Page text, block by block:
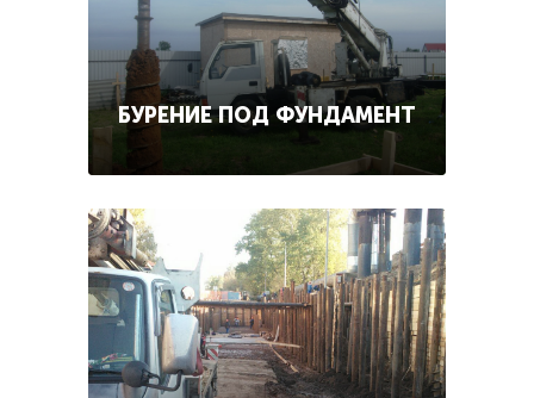
БУРЕНИЕ ПОД ФУНДАМЕНТ